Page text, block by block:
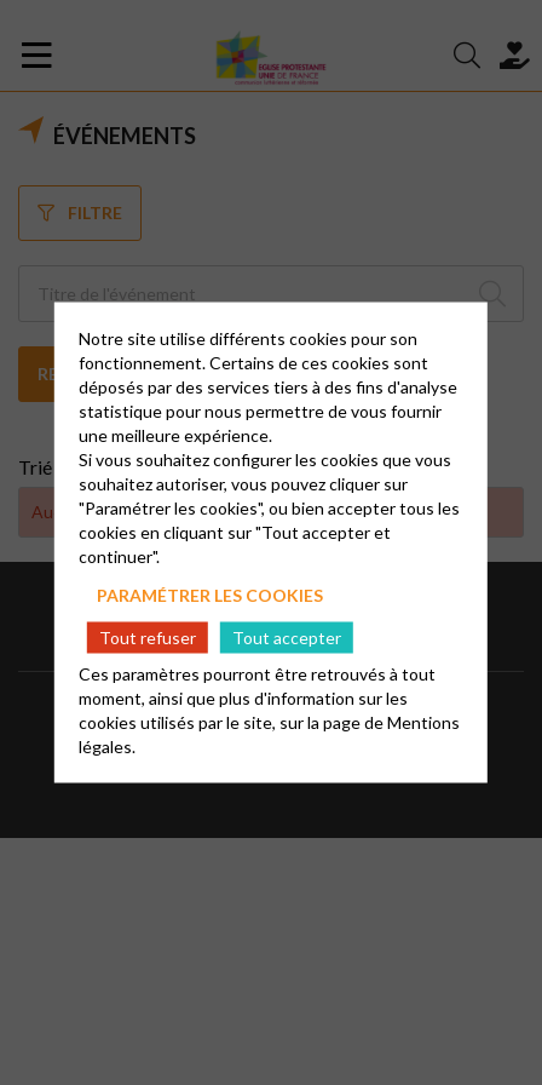
ÉVÉNEMENTS
FILTRE
RECHERCHER
Trié par :
Aucun résultat trouvé
Informations Mentions légales
Notre site utilise différents cookies pour son
fonctionnement. Certains de ces cookies sont
déposés par des services tiers à des fins d'analyse
statistique pour nous permettre de vous fournir
une meilleure expérience.
Si vous souhaitez configurer les cookies que vous
souhaitez autoriser, vous pouvez cliquer sur
"Paramétrer les cookies", ou bien accepter tous les
cookies en cliquant sur "Tout accepter et
continuer".
PARAMÉTRER LES COOKIES
Tout refuser
Tout accepter
Ces paramètres pourront être retrouvés à tout
moment, ainsi que plus d'information sur les
cookies utilisés par le site, sur la page deMentions
légales.